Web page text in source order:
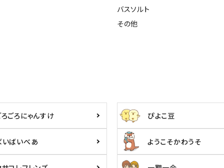
バスソルト
その他
ごろにゃんすけ ぴよこ豆
いばいべあ ようこそかわうそ